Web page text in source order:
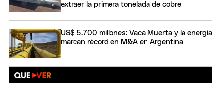
extraer la primera tonelada de cobre
US$ 5.700 millones: Vaca Muerta y la energía
marcan récord en M&A en Argentina